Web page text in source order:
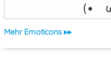
(•　
Mehr Emoticons ▸▸